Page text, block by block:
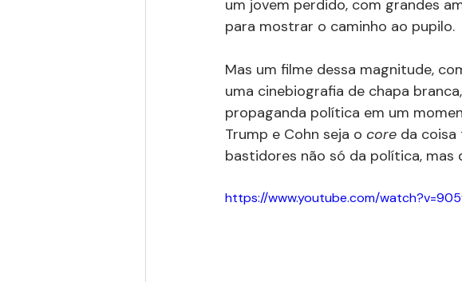
um jovem perdido, com grandes
para mostrar o caminho ao pupilo.
Mas um filme dessa magnitude,
uma cinebiografia de chapa
propaganda política em um
Trump e Cohn seja o core da coisa
bastidores não só da política, mas
https://www.youtube.com/